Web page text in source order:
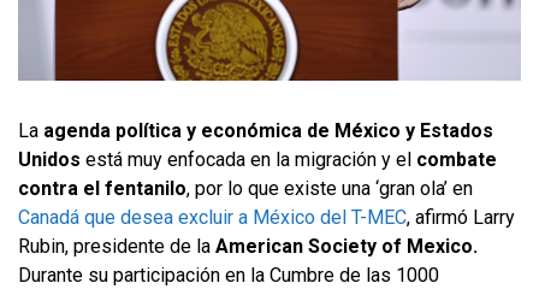
La agenda política y económica de México y Estados
Unidos está muy enfocada en la migración y el combate
contra el fentanilo, por lo que existe una ‘gran ola’ en
Canadá que desea excluir a México del T-MEC, afirmó Larry
Rubin, presidente de la American Society of Mexico.
Durante su participación en la Cumbre de las 1000